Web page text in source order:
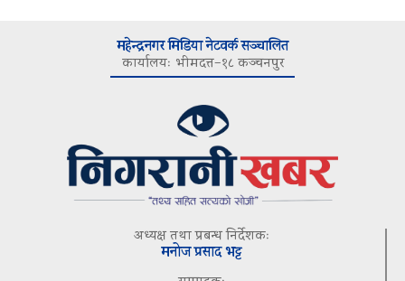
महेन्द्रनगर मिडिया नेटवर्क सञ्चालित
कार्यालयः भीमदत्त–१८ कञ्चनपुर
अध्यक्ष तथा प्रबन्ध निर्देशकः
मनोज प्रसाद भट्ट